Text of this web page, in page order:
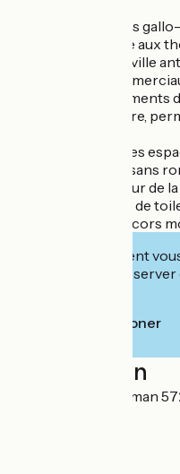
Visitez les thermes
rituel du bain. Face aux
coeur de la petite ville
artisanaux et
villa, avec des
résidence du maître,
Découvrez, dans les
créations des artisans
importés, l'intérieur de
enfouis, les objets de
agricoles et les décors
Cet établissement
leur site pour
Téléphoner
Localisation
1 rue Robert schuman